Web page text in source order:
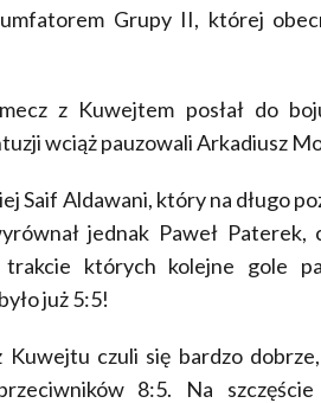
Grupy II, której
z Kuwejtem posłał do
wciąż pauzowali Arkadiusz
Saif Aldawani, który na długo
jednak Paweł Paterek,
których kolejne gole
już 5:5!
czuli się bardzo
8:5. Na szczęście